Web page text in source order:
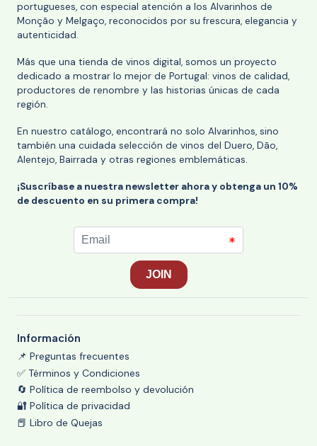
portugueses, con especial atención a los Alvarinhos de
Monção y Melgaço, reconocidos por su frescura, elegancia y
autenticidad.
Más que una tienda de vinos digital, somos un proyecto
dedicado a mostrar lo mejor de Portugal: vinos de calidad,
productores de renombre y las historias únicas de cada
región.
En nuestro catálogo, encontrará no solo Alvarinhos, sino
también una cuidada selección de vinos del Duero, Dão,
Alentejo, Bairrada y otras regiones emblemáticas.
¡Suscríbase a nuestra newsletter ahora y obtenga un 10%
de descuento en su primera compra!
Información
📌 Preguntas frecuentes
✅ Términos y Condiciones
🔄 Política de reembolso y devolución
🔐 Política de privacidad
📕 Libro de Quejas